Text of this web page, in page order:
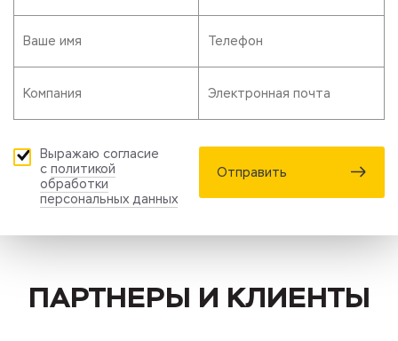
Выражаю согласие
с политикой
обработки
персональных данных
Отправить
ПАРТНЕРЫ И КЛИЕНТЫ